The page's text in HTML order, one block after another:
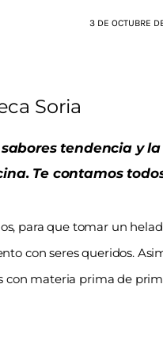
3 DE OCTUBRE
Soria
tendencia y
Te contamos
para que tomar un
con seres queridos.
con materia prima de